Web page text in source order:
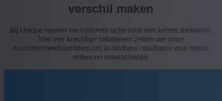
verschil maken
Bij Unique nemen we concrete actie voor een betere toekomst.
Met vier krachtige initiatieven zetten we onze
duurzaamheidsambities om in tastbare resultaten voor mens,
milieu en maatschappij.